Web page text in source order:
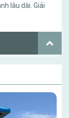
lâu dài. Giải